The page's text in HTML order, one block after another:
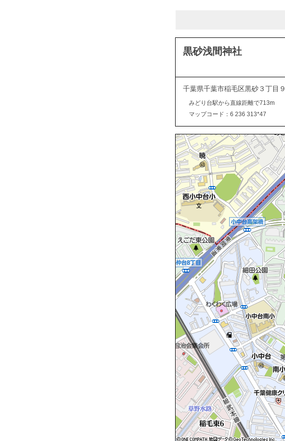
黒砂浅間神社
千葉県千葉市稲毛区黒砂３丁目９
みどり台駅から直線距離で713m
マップコード：6 236 313*47